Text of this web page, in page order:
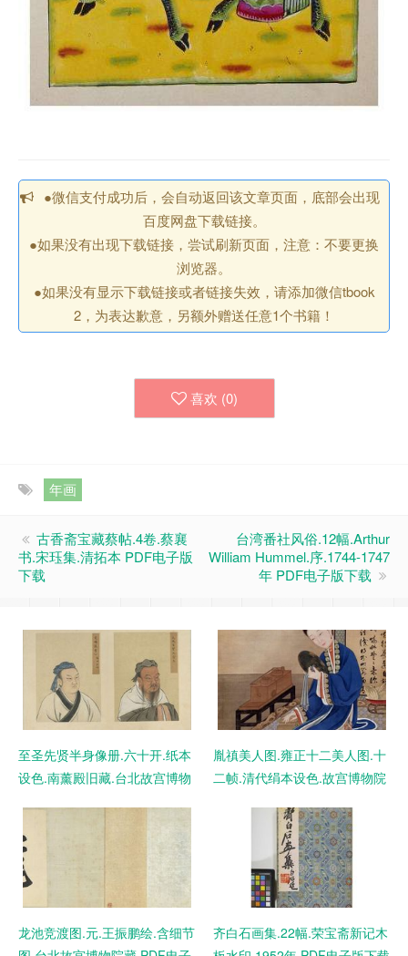
●微信支付成功后，会自动返回该文章页面，底部会出现
百度网盘下载链接。
●如果没有出现下载链接，尝试刷新页面，注意：不要更换
浏览器。
●如果没有显示下载链接或者链接失效，请添加微信tbook
2，为表达歉意，另额外赠送任意1个书籍！
喜欢 (0)
年画
古香斋宝藏蔡帖.4卷.蔡襄
书.宋珏集.清拓本 PDF电子版
下载
台湾番社风俗.12幅.Arthur
William Hummel.序.1744-1747
年 PDF电子版下载
至圣先贤半身像册.六十开.纸本
设色.南薰殿旧藏.台北故宫博物
胤禛美人图.雍正十二美人图.十
二帧.清代绢本设色.故宫博物院
龙池竞渡图.元.王振鹏绘.含细节
齐白石画集.22幅.荣宝斋新记木